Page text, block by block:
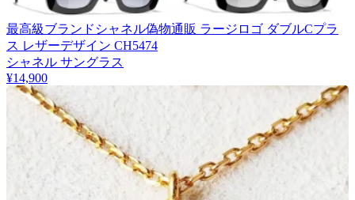
最高級ブランドシャネル偽物通販 ラージロゴ ダブルCプラ
ス レザーデザイン CH5474
シャネル サングラス
¥14,900